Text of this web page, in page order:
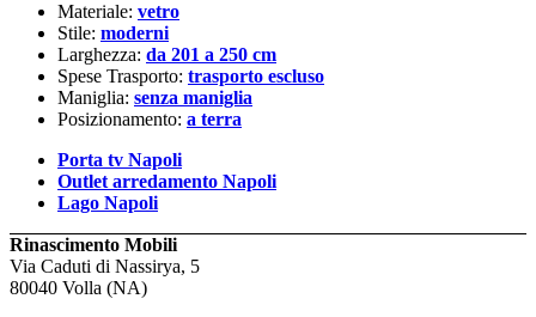
Materiale: vetro
Stile: moderni
Larghezza: da 201 a 250 cm
Spese Trasporto: trasporto escluso
Maniglia: senza maniglia
Posizionamento: a terra
Porta tv Napoli
Outlet arredamento Napoli
Lago Napoli
Rinascimento Mobili
Via Caduti di Nassirya, 5
80040 Volla (NA)